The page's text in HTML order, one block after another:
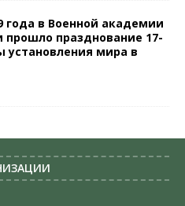
года в Военной академии
прошло празднование 17-
установления мира в